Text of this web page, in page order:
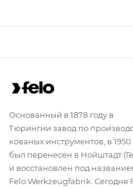
Основанный в 1878 году в
Тюрингии завод по
кованых инструментов, в 1950
был перенесен в Нойштадт
и восстановлен ​​под
Felo Werkzeugfabrik. Сегодня